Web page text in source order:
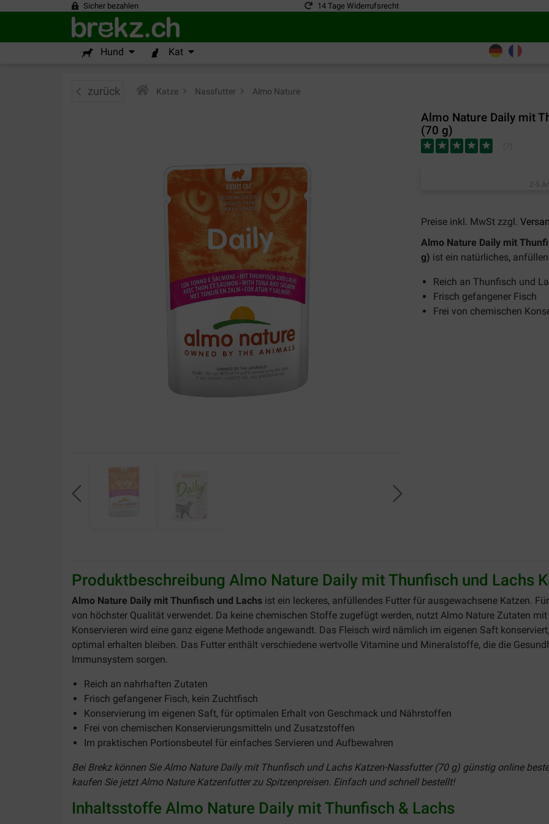
Sicher bezahlen 14 Tage Widerrufsrecht
Hund Kat
zurück Katze Nassfutter Almo Nature
Almo Nature Daily mit
(70 g)
2-5
Preise inkl. MwSt zzgl.
Almo Nature Daily mit
g) ist ein natürliches,
Reich an Thunfisch und
Frisch gefangener Fisch
Frei von chemischen
Produktbeschreibung Almo Nature Daily mit Thunfisch und Lachs
Almo Nature Daily mit Thunfisch und Lachs ist ein leckeres, anfüllendes Futter für ausgewachsene Katzen.
von höchster Qualität verwendet. Da keine chemischen Stoffe zugefügt werden, nutzt Almo Nature Zutaten
Konservieren wird eine ganz eigene Methode angewandt. Das Fleisch wird nämlich im eigenen Saft
optimal erhalten bleiben. Das Futter enthält verschiedene wertvolle Vitamine und Mineralstoffe, die die
Immunsystem sorgen.
Reich an nahrhaften Zutaten
Frisch gefangener Fisch, kein Zuchtfisch
Konservierung im eigenen Saft, für optimalen Erhalt von Geschmack und Nährstoffen
Frei von chemischen Konservierungsmitteln und Zusatzstoffen
Im praktischen Portionsbeutel für einfaches Servieren und Aufbewahren
Bei Brekz können Sie Almo Nature Daily mit Thunfisch und Lachs Katzen-Nassfutter (70 g) günstig online
kaufen Sie jetzt Almo Nature Katzenfutter zu Spitzenpreisen. Einfach und schnell bestellt!
Inhaltsstoffe Almo Nature Daily mit Thunfisch & Lachs